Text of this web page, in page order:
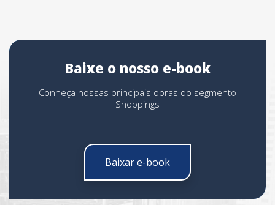
Baixe o nosso e-book
Conheça nossas principais obras do segmento
Shoppings
Baixar e-book